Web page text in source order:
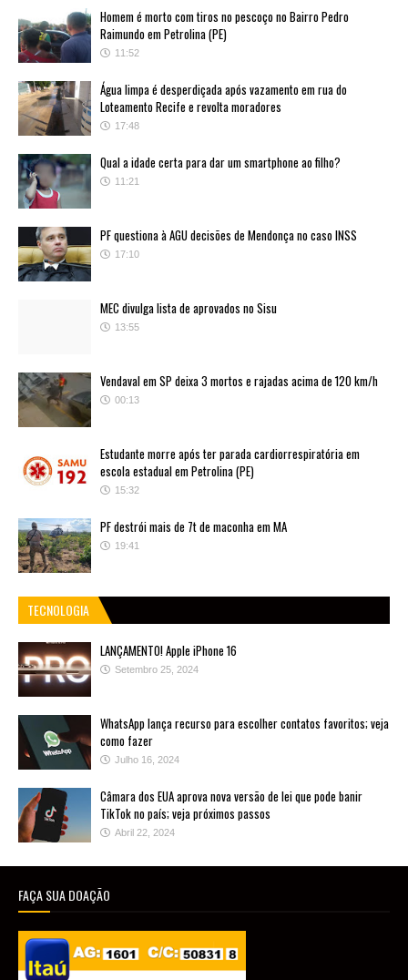
Homem é morto com tiros no pescoço no Bairro Pedro
Raimundo em Petrolina (PE)
11:52
Água limpa é desperdiçada após vazamento em rua do
Loteamento Recife e revolta moradores
17:48
Qual a idade certa para dar um smartphone ao filho?
11:21
PF questiona à AGU decisões de Mendonça no caso INSS
17:10
MEC divulga lista de aprovados no Sisu
13:55
Vendaval em SP deixa 3 mortos e rajadas acima de 120 km/h
00:13
Estudante morre após ter parada cardiorrespiratória em
escola estadual em Petrolina (PE)
15:32
PF destrói mais de 7t de maconha em MA
19:41
TECNOLOGIA
LANÇAMENTO! Apple iPhone 16
Setembro 25, 2024
WhatsApp lança recurso para escolher contatos favoritos; veja
como fazer
Julho 16, 2024
Câmara dos EUA aprova nova versão de lei que pode banir
TikTok no país; veja próximos passos
Abril 22, 2024
FAÇA SUA DOAÇÃO